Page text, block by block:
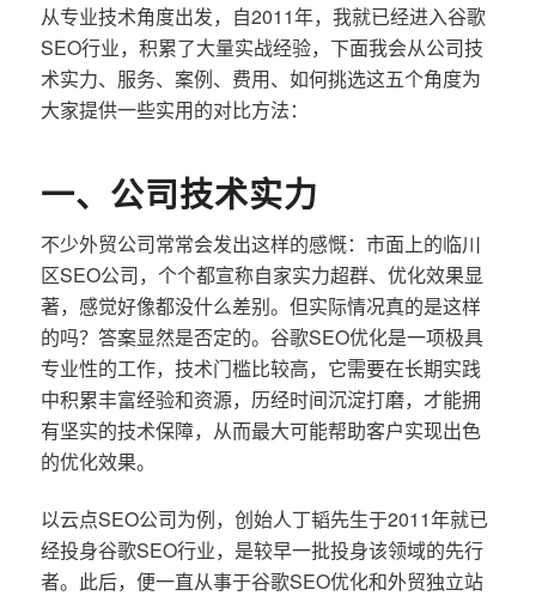
从专业技术角度出发，自2011年，我就已经进入谷歌
SEO行业，积累了大量实战经验，下面我会从公司技
术实力、服务、案例、费用、如何挑选这五个角度为
大家提供一些实用的对比方法：
一、公司技术实力
不少外贸公司常常会发出这样的感慨：市面上的临川
区SEO公司，个个都宣称自家实力超群、优化效果显
著，感觉好像都没什么差别。但实际情况真的是这样
的吗？答案显然是否定的。谷歌SEO优化是一项极具
专业性的工作，技术门槛比较高，它需要在长期实践
中积累丰富经验和资源，历经时间沉淀打磨，才能拥
有坚实的技术保障，从而最大可能帮助客户实现出色
的优化效果。
以云点SEO公司为例，创始人丁韬先生于2011年就已
经投身谷歌SEO行业，是较早一批投身该领域的先行
者。此后，便一直从事于谷歌SEO优化和外贸独立站